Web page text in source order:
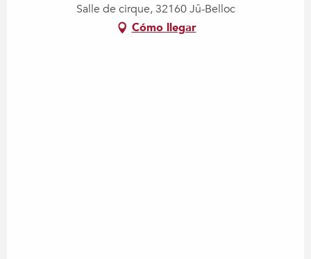
Salle de cirque, 32160 Jû-Belloc
Cómo llegar